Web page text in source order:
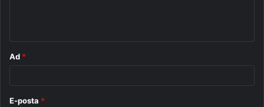
Ad *
E-posta *